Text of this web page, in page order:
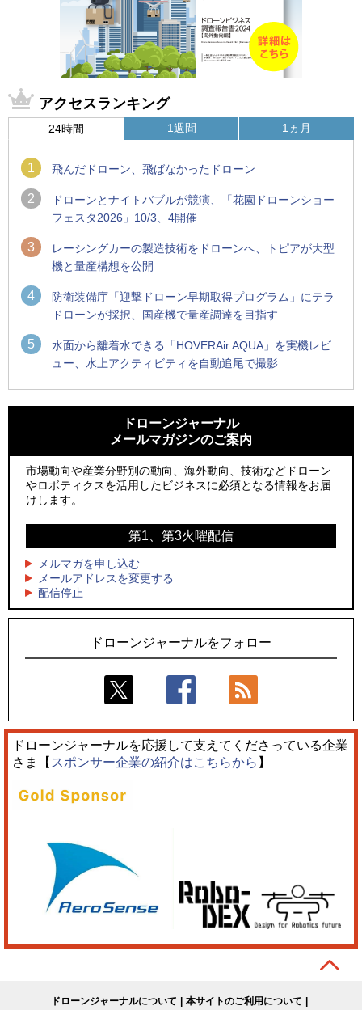
アクセスランキング
24時間
1 飛んだドローン、飛ばなかったドローン
2
ドローンとナイトバブルが競演、「花園ドローンショー
フェスタ2026」10/3、4開催
3
レーシングカーの製造技術をドローンへ、トピアが大型
機と量産構想を公開
4
防衛装備庁「迎撃ドローン早期取得プログラム」にテラ
ドローンが採択、国産機で量産調達を目指す
5
水面から離着水できる「HOVERAir AQUA」を実機レビ
ュー、水上アクティビティを自動追尾で撮影
1週間
ーンが採択、国産機で量産調達を目指す
ROBOZ、北名古屋市制20周年記念で「空飛ぶLEDスクリー
ン」とドローンショーによる新演出を実施
レッドクリフ、足利花火大会で映画『スパイダーマン』や
飛んだドローン、飛ばなかったドローン
ドローンとナイトバブルが競演、「花園ドローンショーフェ
スタ2026」10/3、4開催
1ヵ月
ン」とドローンショーによる新演出を実施
防衛装備庁「迎撃ドローン早期取得プログラム」にテラドロ
ーンが採択、国産機で量産調達を目指す
サザンビーチちがさき花火大会で「復活の花火」打ち上げ、
国産AUVを社会実装へ、スタートアップ「BlueArch株式会
社」設立
ロボデックス、2時間超の飛行を目指す新型水素燃料電池ドロ
ーンを公開
ドローンジャーナル
メールマガジンのご案内
市場動向や産業分野別の動向、海外動向、技術などドローン
やロボティクスを活用したビジネスに必須となる情報をお届
けします。
第1、第3火曜配信
メルマガを申し込む
メールアドレスを変更する
配信停止
ドローンジャーナルをフォロー
ドローンジャーナルを応援して支えてくださっている企業
さま【 スポンサー企業の紹介はこちらから 】
ドローンジャーナルについて 本サイトのご利用について